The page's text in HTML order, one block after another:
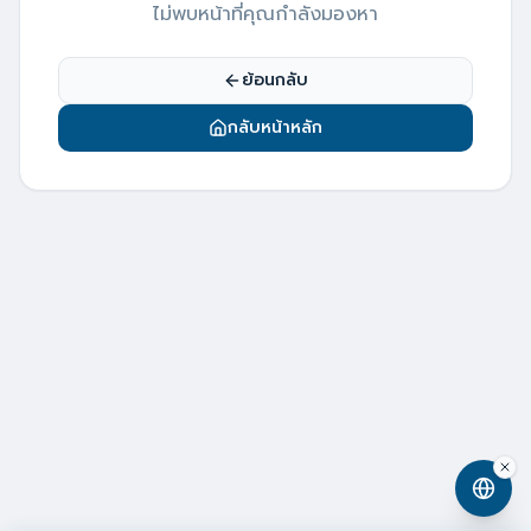
ไม่พบหน้าที่คุณกำลังมองหา
ย้อนกลับ
กลับหน้าหลัก